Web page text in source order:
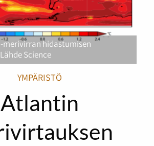
merivirran hidastumisen
Science
YMPÄRISTÖ
Atlantin